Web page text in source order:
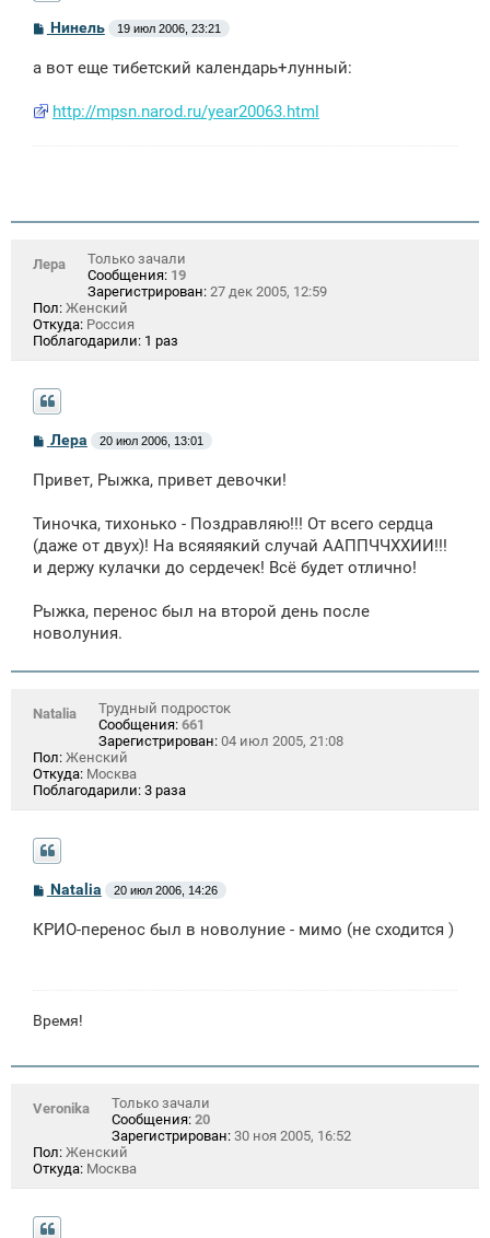
С
б
е
н
Нинель 19 июл 2006, 23:21
а вот еще тибетский календарь+лунный:
http://mpsn.narod.ru/year20063.html
Лера
Только зачали
Сообщения: 19
Зарегистрирован: 27 дек 2005, 12:59
Пол: Женский
Откуда: Россия
Поблагодарили: 1 раз
С
б
н
и
Лера 20 июл 2006, 13:01
Привет, Рыжка, привет девочки!
Тиночка, тихонько - Поздравляю!!! От всего сердца
(даже от двух)! На всяяяякий случай ААППЧЧХХИИ!!!
и держу кулачки до сердечек! Всё будет отлично!
Рыжка, перенос был на второй день после
новолуния.
Natalia
Трудный подросток
Сообщения: 661
Зарегистрирован: 04 июл 2005, 21:08
Пол: Женский
Откуда: Москва
Поблагодарили: 3 раза
С
б
Natalia 20 июл 2006, 14:26
КРИО-перенос был в новолуние - мимо (не сходится )
Время!
Veronika
Только зачали
Сообщения: 20
Зарегистрирован: 30 ноя 2005, 16:52
Пол: Женский
Откуда: Москва